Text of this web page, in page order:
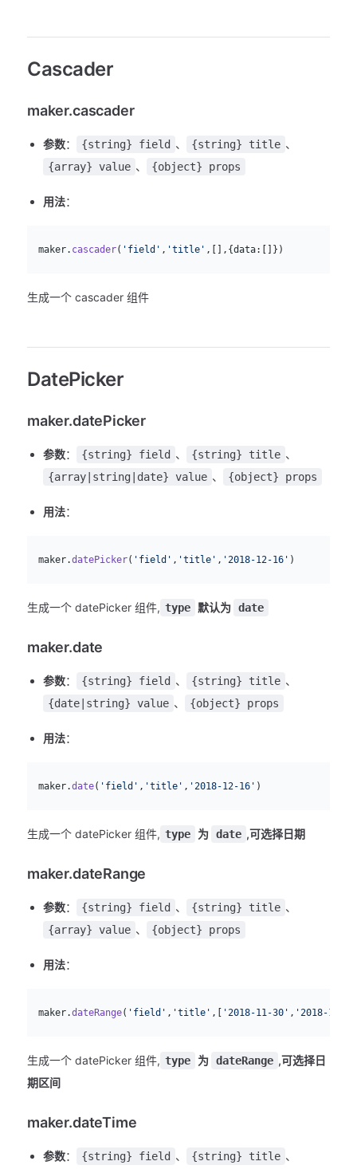
Cascader
maker.cascader
参数： {string} field 、 {string} title 、
{array} value 、 {object} props
用法：
  maker.
cascader( 'field' , 'title' ,[],{data:[]})
生成一个 cascader 组件
DatePicker
maker.datePicker
参数： {string} field 、 {string} title 、
{array|string|date} value 、 {object} props
用法：
  maker.
datePicker( 'field' , 'title' , '2018-12-16' )
生成一个 datePicker 组件, type 默认为 date
maker.date
参数： {string} field 、 {string} title 、
{date|string} value 、 {object} props
用法：
  maker.
date( 'field' , 'title' , '2018-12-16' )
生成一个 datePicker 组件, type 为 date ,可选择日期
maker.dateRange
参数： {string} field 、 {string} title 、
{array} value 、 {object} props
用法：
  maker.
dateRange( 'field' , 'title' ,[ '2018-11-30' , '2018-12-
生成一个 datePicker 组件, type 为 dateRange ,可选择日
期区间
maker.dateTime
参数： {string} field 、 {string} title 、